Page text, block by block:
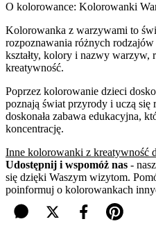
O kolorowance: Kolorowanki
Kolorowanka z warzywami to
rozpoznawania różnych
kształty, kolory i nazwy
kreatywność.
Poprzez kolorowanie dzieci
poznają świat przyrody i uczą się
doskonała zabawa edukacyjna,
koncentrację.
Inne kolorowanki z kreatywność
Udostępnij i wspomóż nas -
się dzięki Waszym wizytom.
poinformuj o kolorowankach